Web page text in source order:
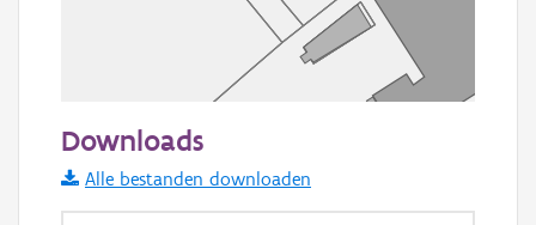
Informatie Vlaanderen
i
Downloads
Alle bestanden downloaden